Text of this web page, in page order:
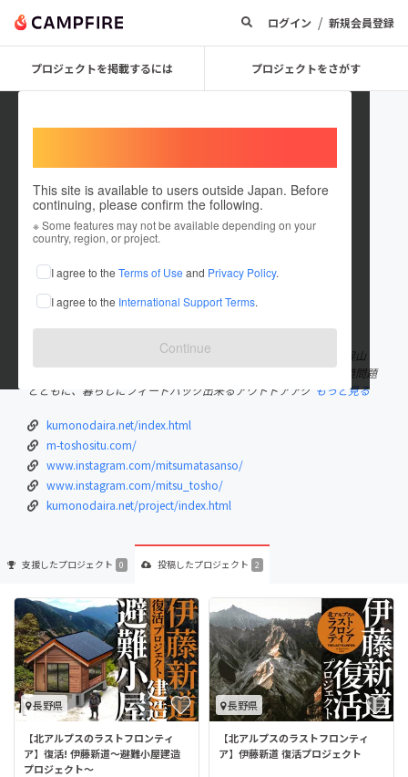
ログイン / 新規会員登録
プロジェクトを掲載するには プロジェクトをさがす
This site is available to users outside Japan. Before
continuing, please confirm the following.
※ Some features may not be available depending on your
country, region, or project.
I agree to the Terms of Use and Privacy Policy.
I agree to the International Support Terms.
Continue
mitsumata_sanso
これまでに2件のプロジェクトを投稿しています
在住国：日本 現在地：長野県
出身国：日本 出身地：長野県
北アルプスの最奥地と呼ばれる"黒部源流"に位置する山小屋、三俣山
荘、水晶小屋、湯俣山荘の運営、「山と人と街」をテーマに、環境問題
とともに、暮らしにフィードバック出来るアウトドアアク もっと見る
kumonodaira.net/index.html
m-toshositu.com/
www.instagram.com/mitsumatasanso/
www.instagram.com/mitsu_tosho/
kumonodaira.net/project/index.html
支援したプロジェクト 0 投稿したプロジェクト 2
長野県
【北アルプスのラストフロンティ
ア】復活! 伊藤新道～避難小屋建造
プロジェクト～
長野県
【北アルプスのラストフロンティ
ア】伊藤新道 復活プロジェクト